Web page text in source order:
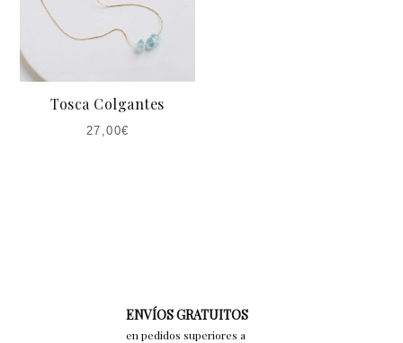
Tosca Colgantes
27,00€
ENVÍOS GRATUITOS
en pedidos superiores a